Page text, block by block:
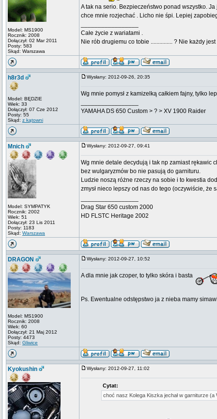
Model: MS1900
Rocznik: 2008
Dołączył: 02 Mar 2011
Posty: 583
Skąd: Warszawa
A tak na serio. Bezpieczeństwo ponad wszystko.
chce mnie rozjechać . Licho nie śpi. Lepiej
Całe życie z wariatami .
Nie rób drugiemu co tobie ............... ? Nie każdy jest
h8r3d
Model: BĘDZIE
Wiek: 33
Dołączył: 07 Cze 2012
Posty: 55
Skąd: z kątowni
Wysłany: 2012-09-26, 20:35
Wg mnie pomysł z kamizelką całkiem fajny, tylko
YAMAHA DS 650 Custom > ? > XV 1900 Raider
Mnich
Model: SYMPATYK
Rocznik: 2002
Wiek: 51
Dołączył: 23 Lis 2011
Posty: 1183
Skąd: Warszawa
Wysłany: 2012-09-27, 09:41
Wg mnie detale decydują i tak np zamiast rękawic
bez wulgaryzmów bo nie pasują do garnituru.
Ludzie noszą różne rzeczy na sobie i to kwestia
zmysł nieco lepszy od nas do tego (oczywiście,
Drag Star 650 custom 2000
HD FLSTC Heritage 2002
DRAGON
Model: MS1900
Rocznik: 2008
Wiek: 60
Dołączył: 21 Maj 2012
Posty: 4473
Skąd: Gliwice
Wysłany: 2012-09-27, 10:52
A dla mnie jak czoper, to tylko skóra i basta
Ps. Ewentualne odstępstwo ja z nieba mamy
Kyokushin Wysłany: 2012-09-27, 11:02
Cytat:
choć nasz Kolega Kiszka jechał w garniturze